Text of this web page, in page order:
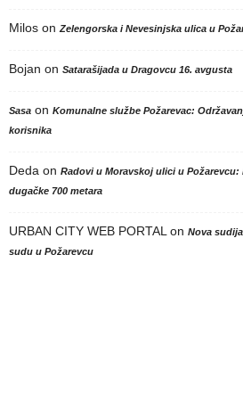
Milos on Zelengorska i Nevesinjska ulica u
Bojan on Satarašijada u Dragovcu 16. avgusta
Sasa on Komunalne službe Požarevac:
korisnika
Deda on Radovi u Moravskoj ulici u
dugačke 700 metara
URBAN CITY WEB PORTAL on Nova
sudu u Požarevcu